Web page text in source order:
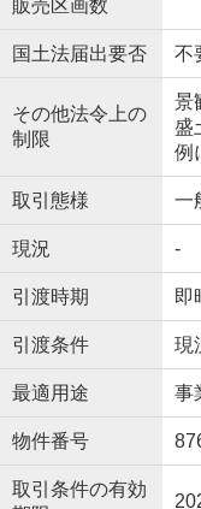
販売区画数
国土法届出要否 不
その他法令上の
制限
景
盛
例
取引態様 一
現況 -
引渡時期 即
引渡条件 現
最適用途 事
物件番号
取引条件の有効